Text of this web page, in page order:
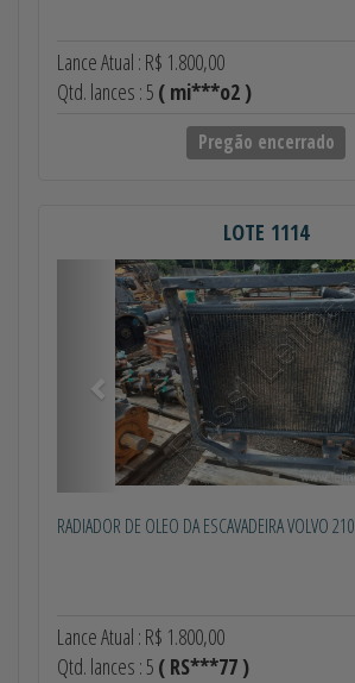
Lance Atual : R$ 1.800,00
Qtd. lances : 5 ( mi***o2 )
Pregão encerrado
LOTE 1114
Anterior
RADIADOR DE OLEO DA ESCAVADEIRA VOLVO 210
Lance Atual : R$ 1.800,00
Qtd. lances : 5 ( RS***77 )